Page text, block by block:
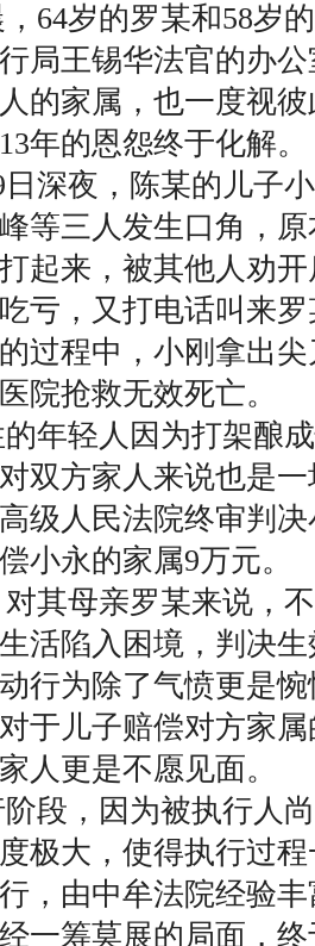
，64岁的罗某和58岁
局王锡华法官的办
的家属，也一度视
年的恩怨终于化解。
日深夜，陈某的儿子
等三人发生口角，
起来，被其他人劝
亏，又打电话叫来
过程中，小刚拿出
院抢救无效死亡。
年轻人因为打架酿
双方家人来说也是
级人民法院终审判
小永的家属9万元。
其母亲罗某来说，
活陷入困境，判决
行为除了气愤更是
于儿子赔偿对方家
人更是不愿见面。
段，因为被执行人
极大，使得执行过
，由中牟法院经验
一筹莫展的局面，